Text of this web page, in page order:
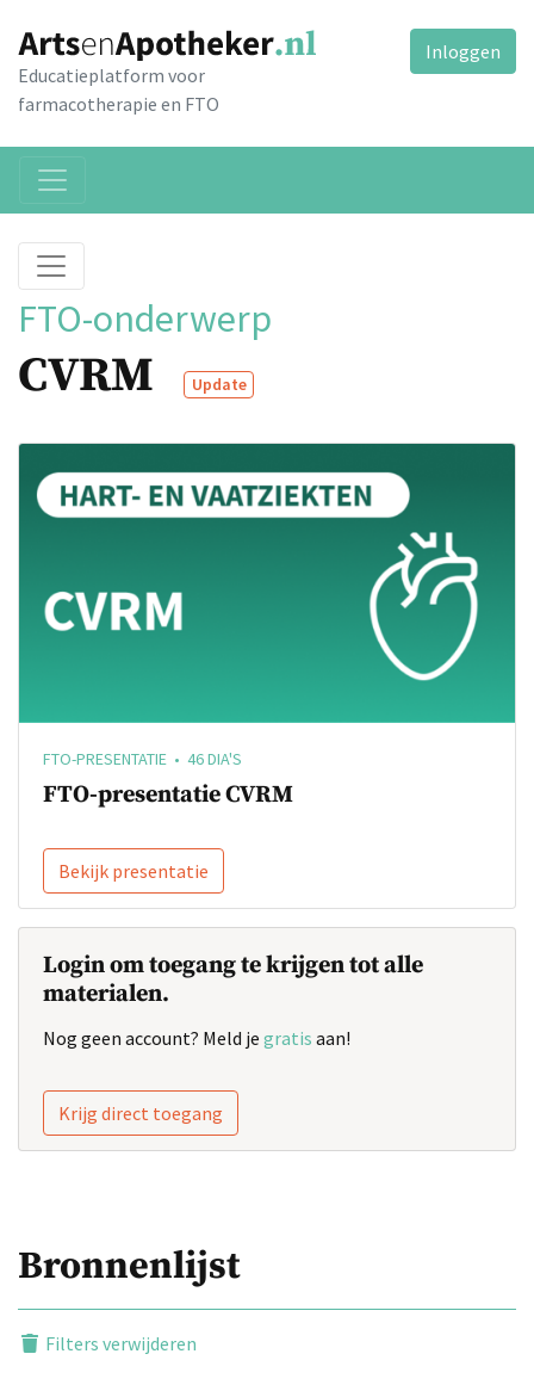
Educatieplatform voor
farmacotherapie en FTO
Inloggen
FTO-onderwerp
CVRM Update
FTO-PRESENTATIE • 46 DIA'S
FTO-presentatie CVRM
Bekijk presentatie
Login om toegang te krijgen tot alle
materialen.
Nog geen account? Meld je gratis aan!
Krijg direct toegang
Bronnenlijst
Filters verwijderen